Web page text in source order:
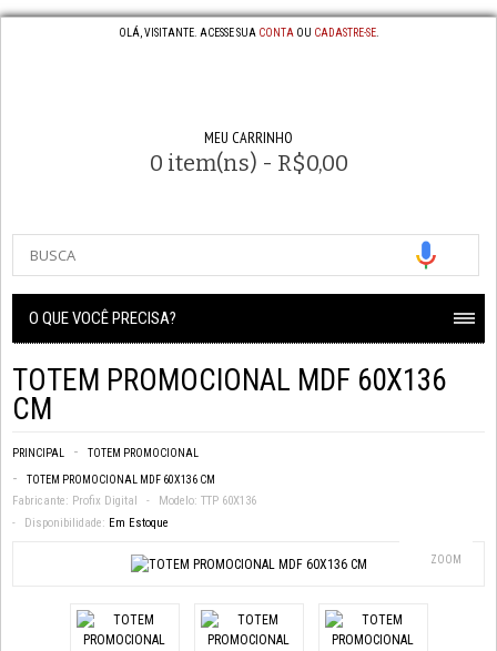
OLÁ, VISITANTE. ACESSE SUA CONTA OU CADASTRE-SE.
MEU CARRINHO
0 item(ns) - R$0,00
O QUE VOCÊ PRECISA?
TOTEM PROMOCIONAL MDF 60X136
CM
PRINCIPAL TOTEM PROMOCIONAL
TOTEM PROMOCIONAL MDF 60X136 CM
Fabricante: Profix Digital Modelo: TTP 60X136
Disponibilidade: Em Estoque
ZOOM